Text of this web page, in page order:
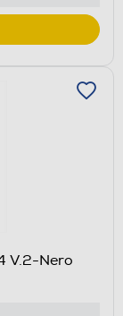
V.2-Nero